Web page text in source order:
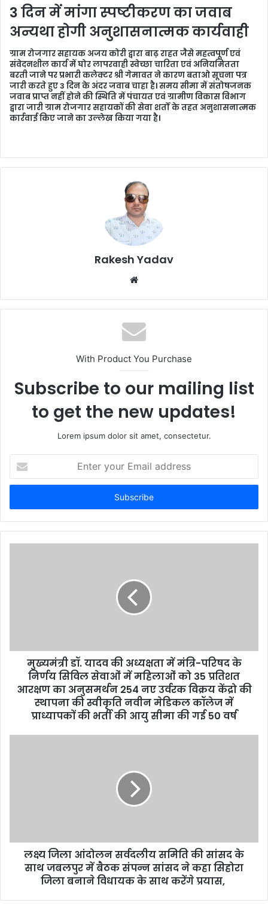
3 दिन में मांगा स्पष्टीकरण का जवाब
अन्यथा होगी अनुशासनात्मक कार्यवाही
ग्राम रोजगार सहायक अजय कोरी द्वारा बाढ़ राहत जैसे महत्वपूर्ण एवं
संवेदनशील कार्य में घोर लापरवाही स्वेच्छा चारिता एवं अनियमितता
बरती जाने पर प्रभारी कलेक्टर श्री गेमावत ने कारण बताओ सूचना पत्र
जारी करते हुए 3 दिन के अंदर जवाब चाहा है। समय सीमा में संतोषजनक
जवाब प्राप्त नहीं होने की स्थिति में पंचायत एवं ग्रामीण विकास विभाग
द्वारा जारी ग्राम रोजगार सहायकों की सेवा शर्तों के तहत अनुशासनात्मक
कार्रवाई किए जाने का उल्लेख किया गया है।
Rakesh Yadav
b
s
i
e
With Product You Purchase
Subscribe to our mailing list
to get the new updates!
Lorem ipsum dolor sit amet, consectetur.
t
r
y
मुख्यमंत्री डॉ. यादव की अध्यक्षता में मंत्रि-परिषद के
निर्णय सिविल सेवाओं में महिलाओं को 35 प्रतिशत
आरक्षण का अनुसमर्थन 254 नए उर्वरक विक्रय केंद्रो की
स्थापना की स्वीकृति नवीन मेडिकल कॉलेज में
प्राध्यापकों की भर्ती की आयु सीमा की गई 50 वर्ष
लक्ष्य जिला आंदोलन सर्वदलीय समिति की सांसद के
साथ जबलपुर में बैठक संपन्न सांसद ने कहा सिहोरा
जिला बनाने विधायक के साथ करेंगे प्रयास,